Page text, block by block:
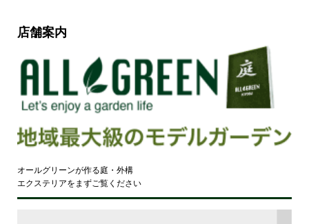
店舗案内
オールグリーンが作る庭・外構
エクステリアをまずご覧ください